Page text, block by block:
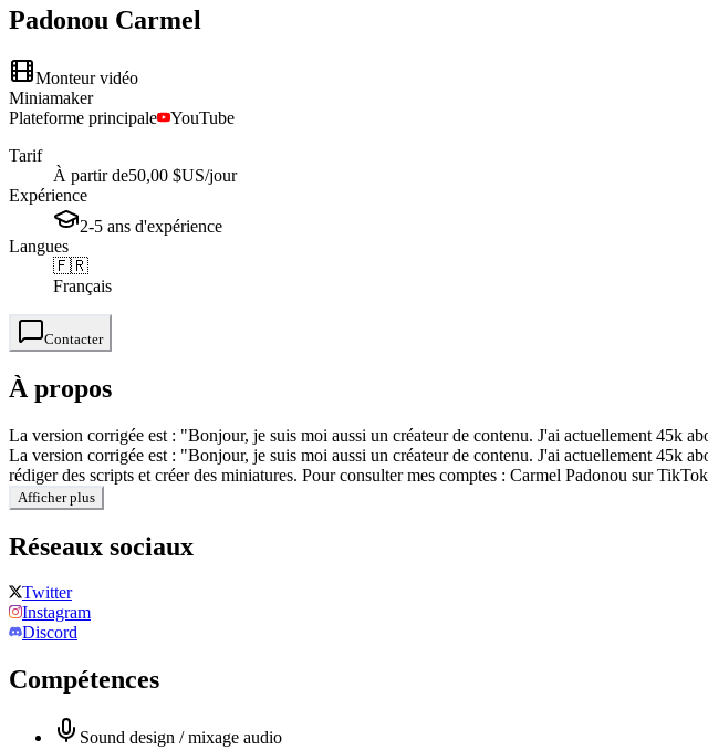
Padonou Carmel
Monteur vidéo
Miniamaker
Plateforme principale
YouTube
Tarif
À partir de50,00 $US/jour
Expérience
2-5 ans d'expérience
Langues
🇫🇷
Français
Contacter
À propos
La version corrigée est : "Bonjour, je suis moi aussi un créateur de contenu. J'ai actuellement 45k
La version corrigée est : "Bonjour, je suis moi aussi un créateur de contenu. J'ai actuellement 45k
rédiger des scripts et créer des miniatures. Pour consulter mes comptes : Carmel Padonou sur
Afficher plus
Réseaux sociaux
Twitter
Instagram
Discord
Compétences
Sound design / mixage audio